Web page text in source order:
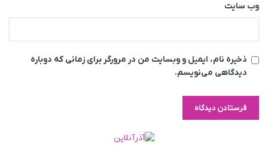
وب‌ سایت
ذخیره نام، ایمیل و وبسایت من در مرورگر برای زمانی که دوباره
دیدگاهی می‌نویسم.